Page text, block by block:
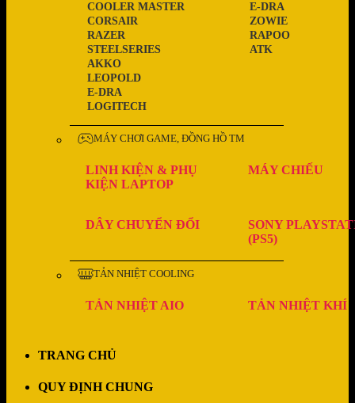
LOGITECH
E-DRA
LEOPOLD
AKKO
STEELSERIES
RAZER
CORSAIR
COOLER MASTER
ATK
RAPOO
ZOWIE
E-DRA
MÁY CHƠI GAME, ĐỒNG HỒ TM
LINH KIỆN & PHỤ
KIỆN LAPTOP
MÁY CHIẾU
DÂY CHUYỂN ĐỔI
SONY
(PS5)
TẢN NHIỆT COOLING
TẢN NHIỆT AIO TẢN NHIỆT KHÍ
TRANG CHỦ
QUY ĐỊNH CHUNG